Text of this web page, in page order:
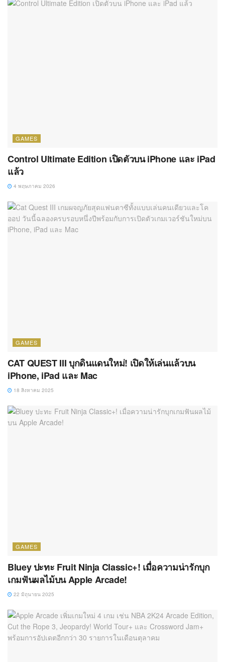
GAMES
Control Ultimate Edition เปิดตัวบน iPhone และ iPad
แล้ว
4 พฤษภาคม 2026
GAMES
CAT QUEST III บุกดินแดนใหม่! เปิดให้เล่นแล้วบน
iPhone, iPad และ Mac
18 สิงหาคม 2025
GAMES
Bluey ปะทะ Fruit Ninja Classic+! เมื่อความน่ารักบุก
เกมฟันผลไม้บน Apple Arcade!
22 มิถุนายน 2025